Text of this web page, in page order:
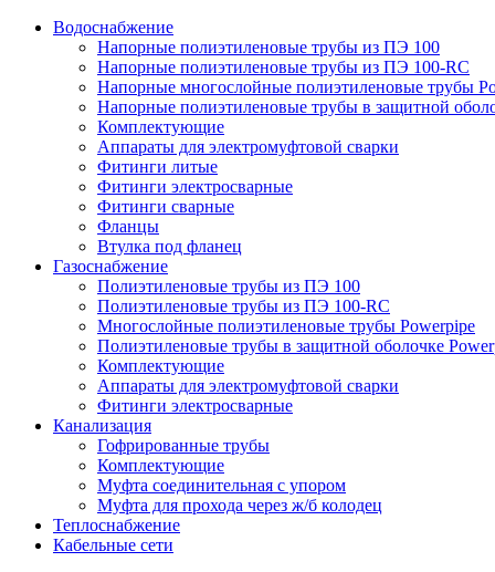
Водоснабжение
Напорные полиэтиленовые трубы из ПЭ 100
Напорные полиэтиленовые трубы из ПЭ 100-RC
Напорные многослойные полиэтиленовые трубы
Напорные полиэтиленовые трубы в защитной
Комплектующие
Аппараты для электромуфтовой сварки
Фитинги литые
Фитинги электросварные
Фитинги сварные
Фланцы
Втулка под фланец
Газоснабжение
Полиэтиленовые трубы из ПЭ 100
Полиэтиленовые трубы из ПЭ 100-RC
Многослойные полиэтиленовые трубы Powerpipe
Полиэтиленовые трубы в защитной оболочке
Комплектующие
Аппараты для электромуфтовой сварки
Фитинги электросварные
Канализация
Гофрированные трубы
Комплектующие
Муфта соединительная с упором
Муфта для прохода через ж/б колодец
Теплоснабжение
Кабельные сети